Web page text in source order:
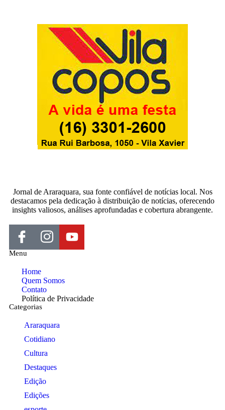
Jornal de Araraquara, sua fonte confiável de notícias local. Nos
destacamos pela dedicação à distribuição de notícias, oferecendo
insights valiosos, análises aprofundadas e cobertura abrangente.
Menu
Home
Quem Somos
Contato
Política de Privacidade
Categorias
Araraquara
Cotidiano
Cultura
Destaques
Edição
Edições